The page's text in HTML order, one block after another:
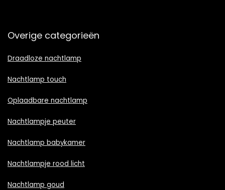
Overige categorieën
Draadloze nachtlamp
Nachtlamp touch
Oplaadbare nachtlamp
Nachtlampje peuter
Nachtlamp babykamer
Nachtlampje rood licht
Nachtlamp goud